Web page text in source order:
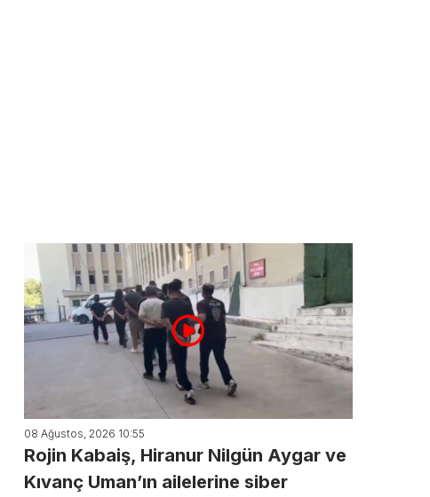
08 Ağustos, 2026 10:55
Rojin Kabaiş, Hiranur Nilgün Aygar ve
Kıvanç Uman’ın ailelerine siber